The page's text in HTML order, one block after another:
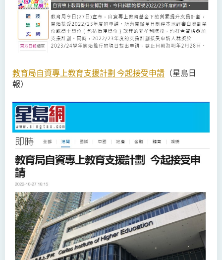
教育局自資專上教育支援計劃 今起接受申請 （星島日
報）